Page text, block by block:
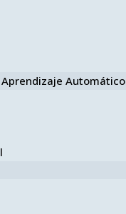
Automático